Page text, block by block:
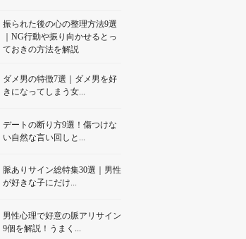
振られた後の心の整理方法9選
｜NG行動や振り向かせるとっ
ておきの方法を解説
ダメ男の特徴7選｜ダメ男を好
きになってしまう女...
デートの断り方9選！傷つけな
い自然な言い回しと...
脈ありサイン総特集30選｜男性
が好きな子にだけ...
男性心理で好意の脈アリサイン
9個を解説！うまく...